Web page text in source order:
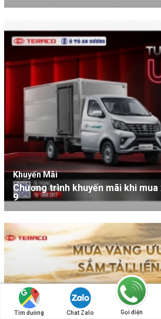
Khuyến Mãi
Chương trình khuyến mãi khi
9
Tìm đường Chat Zalo Gọi điện